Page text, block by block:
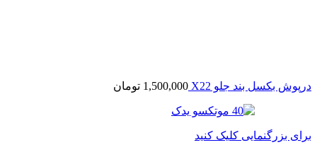
درپوش بکسل بند جلو X22 1,500,000 تومان
برای بزرگنمایی کلیک کنید